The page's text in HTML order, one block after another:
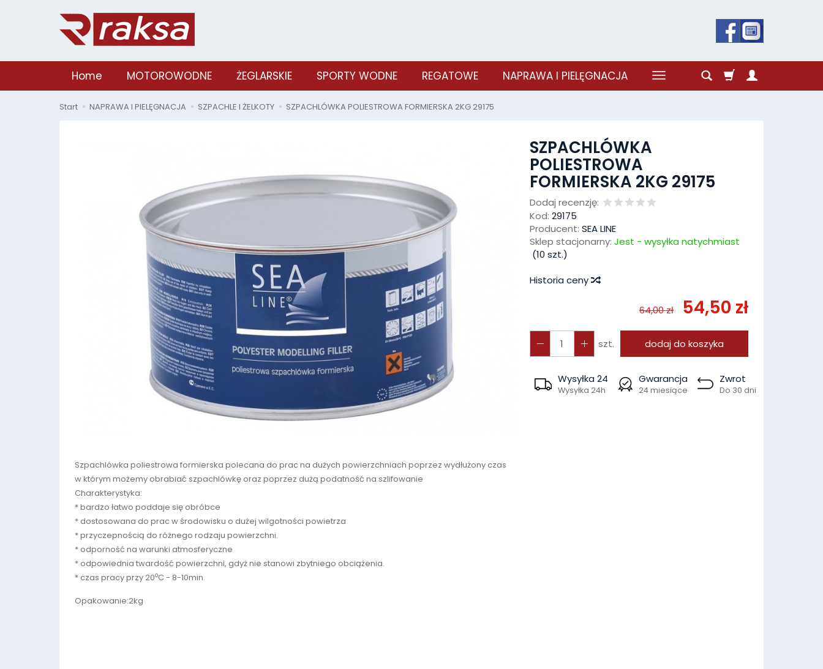
Home MOTOROWODNE ŻEGLARSKIE SPORTY WODNE REGATOWE NAPRAWA I PIELĘGNACJA
Start NAPRAWA I PIELĘGNACJA SZPACHLE I ŻELKOTY SZPACHLÓWKA POLIESTROWA FORMIERSKA 2KG 29175
SZPACHLÓWKA
POLIESTROWA
FORMIERSKA 2KG 29175
Dodaj recenzję:
Kod: 29175
Producent: SEA LINE
Sklep stacjonarny: Jest - wysyłka natychmiast
(10 szt.)
Historia ceny
64,00 zł 54,50 zł
szt. dodaj do koszyka
Wysyłka 24
Wysyłka 24h
Gwarancja
24 miesiące
Zwrot
Do 30 dni
Szpachlówka poliestrowa formierska polecana do prac na dużych powierzchniach poprzez wydłużony czas
w którym możemy obrabiać szpachlówkę oraz poprzez dużą podatność na szlifowanie
Charakterystyka:
* bardzo łatwo poddaje się obróbce
* dostosowana do prac w środowisku o dużej wilgotności powietrza
* przyczepnością do różnego rodzaju powierzchni.
* odporność na warunki atmosferyczne
* odpowiednia twardość powierzchni, gdyż nie stanowi zbytniego obciążenia.
* czas pracy przy 20oC - 8-10min.
Opakowanie:2kg